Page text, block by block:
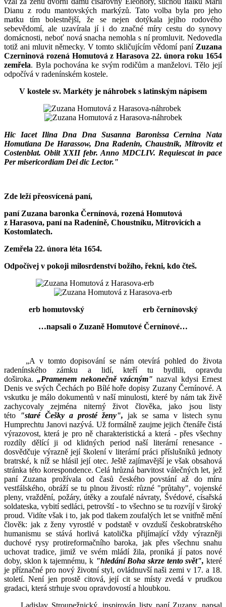
Dianu z rodu mantovských markýzů. Tato volba byla pro jeho
matku tím bolestnější, že se nejen dotýkala jejího rodového
sebevědomí, ale uzavírala jí i do značné míry cestu do synovy
domácnosti, neboť nová snacha nemohla s ní promluvit. Nedovedla
totiž ani mluvit německy. V tomto skličujícím vědomí paní Zuzana
Czerninová rozená Homutová z Harasova 22. února roku 1654
zemřela. Byla pochována ke svým rodičům a manželovi. Tělo její
odpočívá v radenínském kostele.
V kostele sv. Markéty je náhrobek s latinským nápisem
Hic Iacet Ilina Dna Dna Susanna Baronissa Cernina Nata
Homutiana De Harassow, Dna Radenin, Chaustnik, Mitrovitz et
Costenblat. Obiit XXII febr. Anno MDCLIV. Requiescat in pace
Per misericordiam Dei dic Lector."
Zde leží přeosvícená paní,
paní Zuzana baronka Černínová, rozená Homutová
z Harasova, paní na Radeníně, Choustníku, Mitrovicích a
Kostomlatech.
Zemřela 22. února léta 1654.
Odpočívej v pokoji milosrdenství božího, řekni, kdo čteš.
erb homutovský erb černínovský
…napsali o Zuzaně Homutové Černínové…
„A v tomto dopisování se nám otevírá pohled do života
radenínského zámku a lidí, kteří tu bydlili, opravdu
doširoka.„Pramenem nekonečně vzácným" nazval kdysi Ernest
Denis ve svých Čechách po Bílé hoře dopisy Zuzany Černínové. A
vskutku je málo dokumentů v naší minulosti, které by nám tak živě
zachycovaly zejména niterný život člověka, jako jsou listy
této
"staré Češky a prosté ženy", jak se sama v listech synu
Humprechtu Janovi nazývá. Už formálně zaujme jejich čtenáře čistá
výrazovost, která je pro ně charakteristická a která - přes všechny
rozdíly dělící ji od klidných period naší literární renesance -
dosvědčuje výrazně její školení v literární práci příslušníků jednoty
bratrské, k níž se hlásil její otec. Ještě zajímavější je však obsahová
stránka této korespondence. Celá hrůzná barvitost válečných let, jež
paní Zuzana prožívala od časů českého povstání až do míru
vestfálského, obráží se tu plnou živostí: různé "průtahy", vojenské
pleny, vraždění, požáry, útěky a zoufalé návraty, Švédové, císařská
soldateska, vybití sedláci, petrovští - to všechno se tu rozvíjí v široký
proud. Vidíte však i to, jak pod tlakem zoufalých let se vnitřně mění
člověk: jak z ženy vyrostlé v podstatě v ovzduší českobratrského
humanismu se stává horlivá katolička přijímající vždy výrazněji
duchové rysy protireformačního baroka, jak přes všechnu snahu
uchovat tradice, jimiž ve svém mládí žila, proniká jí patos nové
doby, sklon k tajemnému, k "hledání Boha skrze tento svět", které
je příznačné pro nový životní styl, ovládnuvší naši zemi v 17. a 18.
století. Není jen prostě citová, její cit se místy zvedá v prudkou
gradaci, která strhuje svou opravdovostí a hloubkou.